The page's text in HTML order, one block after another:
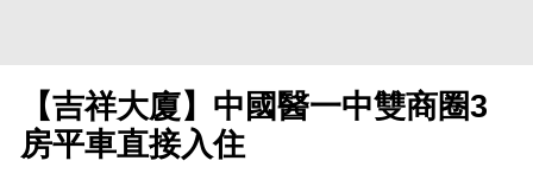
【吉祥大廈】中國醫一中雙商圈3
房平車直接入住